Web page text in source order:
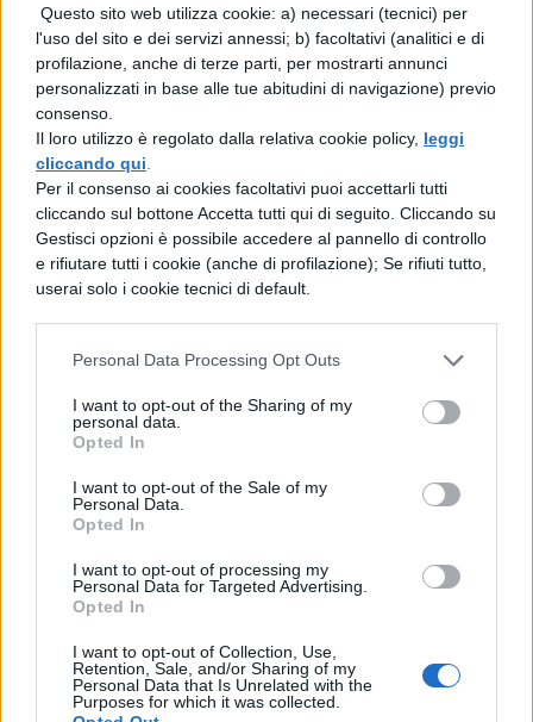
Questo sito web utilizza cookie: a) necessari (tecnici) per
l'uso del sito e dei servizi annessi; b) facoltativi (analitici e di
profilazione, anche di terze parti, per mostrarti annunci
personalizzati in base alle tue abitudini di navigazione) previo
consenso.
Il loro utilizzo è regolato dalla relativa cookie policy, leggi
cliccando qui
Per il consenso ai cookies facoltativi puoi accettarli tutti
cliccando sul bottone Accetta tutti qui di seguito. Cliccando su
Gestisci opzioni è possibile accedere al pannello di controllo
e rifiutare tutti i cookie (anche di profilazione); Se rifiuti tutto,
userai solo i cookie tecnici di default.
Personal Data Processing Opt Outs
I want to opt-out of the Sharing of my
personal data.
Opted In
I want to opt-out of the Sale of my
Personal Data.
Opted In
I want to opt-out of processing my
Personal Data for Targeted Advertising.
Opted In
I want to opt-out of Collection, Use,
Retention, Sale, and/or Sharing of my
Personal Data that Is Unrelated with the
Purposes for which it was collected.
SAI TUTTO SULLA FESTA DELLA
DONNA?
Le donne, dalla loro parte, aspettano
con ansia questa festività
pienamente consapevoli del fatto che,
almeno per un giorno, tutta l’attenzione
sarà esclusivamente rivolta a loro.
Ogni avvenimento, ogni manifestazione ed
ogni evento le vede, infatti, come
protagoniste assolute. E loro si godono
ogni singolo istante, organizzano uscite, si
sentono delle vere e proprie principesse.
Tutto in questo giorno diventa magico, e il
divertimento è assicurato. Feste private,
serate in discoteca, spogliarelli organizzati
o semplicemente una serata tra amiche.
Di certo lo spirito di lotta e conquista che
aveva connotato l’inaugurale
“Giornata
internazionale della donna”è andato perso.
Ma non si può negare che, sebbene nel loro
piccolo, queste ventiquattro ore
rappresentino un vero momento di vittoria
e rivincita dagli abusi e dai soprusi